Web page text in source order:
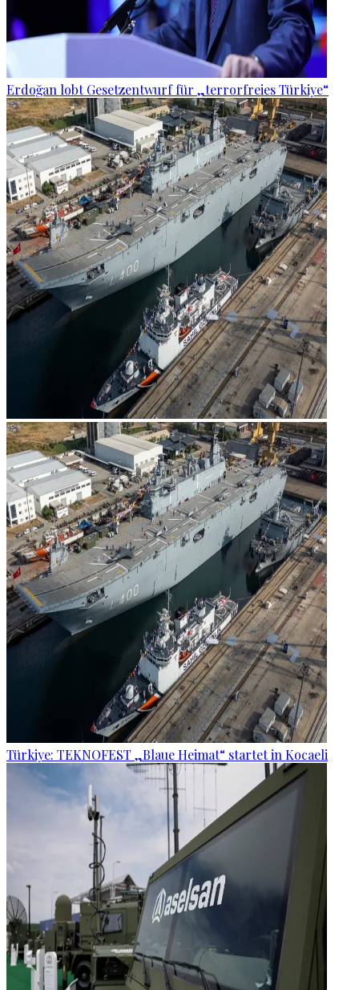
Erdoğan lobt Gesetzentwurf für „terrorfreies Türkiye“
Türkiye: TEKNOFEST „Blaue Heimat“ startet in Kocaeli